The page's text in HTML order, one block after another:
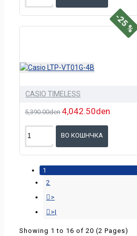
-25 %
CASIO TIMELESS
5,390.00den 4,042.50den
ВО КОШНЧКА
1
2
>
>|
Showing 1 to 16 of 20 (2 Pages)